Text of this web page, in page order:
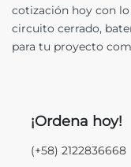
cotización hoy con
circuito cerrado,
para tu proyecto
¡Ordena hoy!
(+58) 2122836668